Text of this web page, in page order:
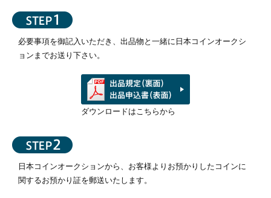
必要事項を御記入いただき、出品物と一緒に 日本コインオークシ
ョン までお送り下さい。
ダウンロードはこちらから
日本コインオークションから、お客様よりお預かりしたコインに
関するお預かり証を郵送いたします。